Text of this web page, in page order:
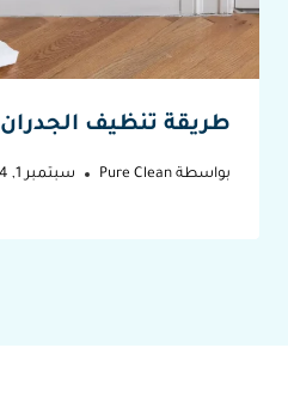
طريقة تنظيف الجدران
بواسطة Pure Clean سبتمبر 1, 2024